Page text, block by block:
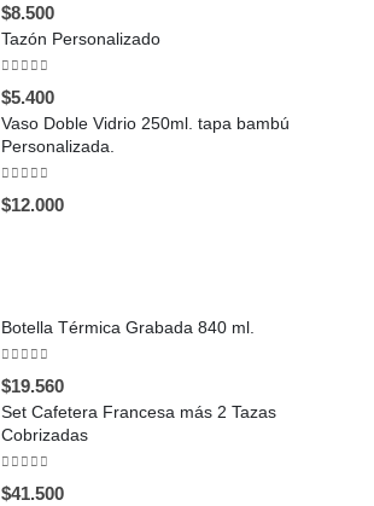
$8.500
Tazón Personalizado
$5.400
Vaso Doble Vidrio 250ml. tapa bambú
Personalizada.
$12.000
Botella Térmica Grabada 840 ml.
$19.560
Set Cafetera Francesa más 2 Tazas
Cobrizadas
$41.500